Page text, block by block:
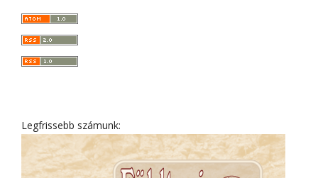
Legfrissebb számunk: